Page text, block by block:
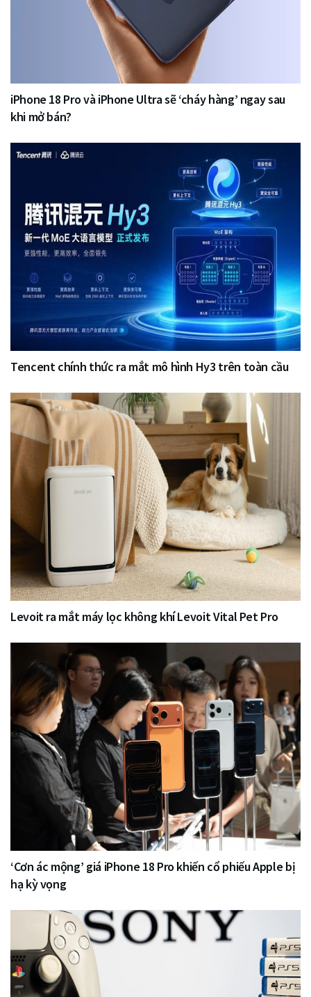
iPhone 18 Pro và iPhone Ultra sẽ ‘cháy hàng’ ngay sau
khi mở bán?
Tencent chính thức ra mắt mô hình Hy3 trên toàn cầu
Levoit ra mắt máy lọc không khí Levoit Vital Pet Pro
‘Cơn ác mộng’ giá iPhone 18 Pro khiến cổ phiếu Apple bị
hạ kỳ vọng